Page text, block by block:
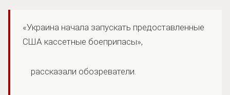
«Украина начала запускать предоставленные
США кассетные боеприпасы»,
рассказали обозреватели.